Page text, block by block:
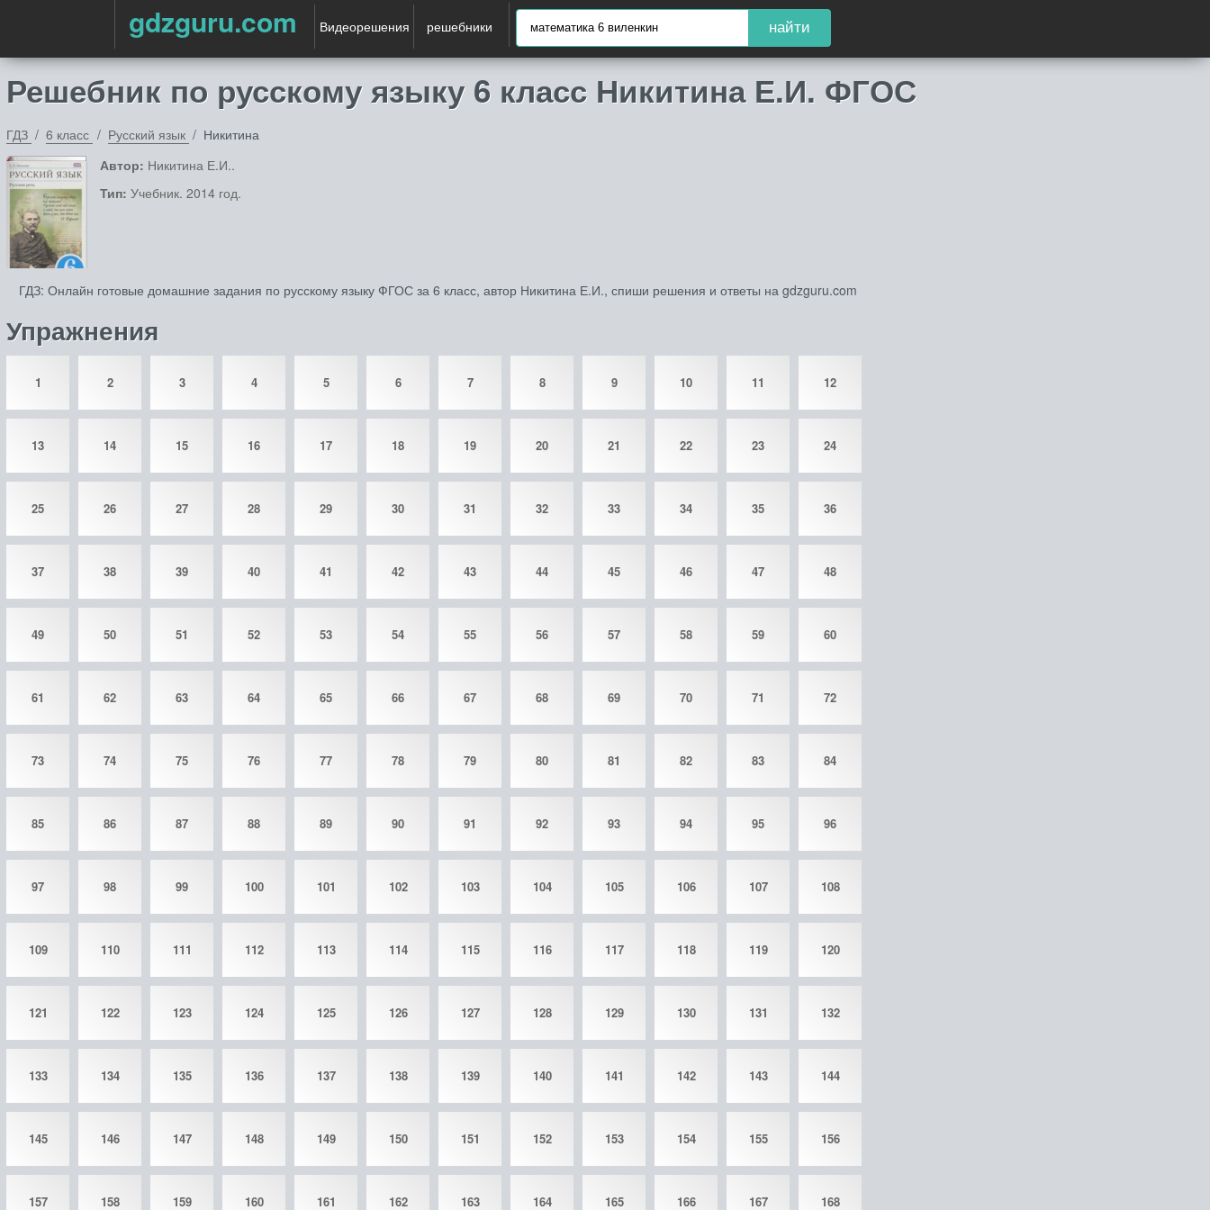
gdzguru.com Видеорешения решебники найти
Решебник по русскому языку 6 класс Никитина Е.И. ФГОС
ГДЗ 6 класс Русский язык
Никитина
Автор: Никитина Е.И..
Тип: Учебник. 2014 год.
ГДЗ: Онлайн готовые домашние задания по русскому языку ФГОС за 6 класс, автор Никитина Е.И., спиши решения и ответы на gdzguru.com
Упражнения
1 2 3 4 5 6 7 8 9 10 11 12
13 14 15 16 17 18 19 20 21 22 23 24
25 26 27 28 29 30 31 32 33 34 35 36
37 38 39 40 41 42 43 44 45 46 47 48
49 50 51 52 53 54 55 56 57 58 59 60
61 62 63 64 65 66 67 68 69 70 71 72
73 74 75 76 77 78 79 80 81 82 83 84
85 86 87 88 89 90 91 92 93 94 95 96
97 98 99 100 101 102 103 104 105 106 107 108
109 110 111 112 113 114 115 116 117 118 119 120
121 122 123 124 125 126 127 128 129 130 131 132
133 134 135 136 137 138 139 140 141 142 143 144
145 146 147 148 149 150 151 152 153 154 155 156
157 158 159 160 161 162 163 164 165 166 167 168